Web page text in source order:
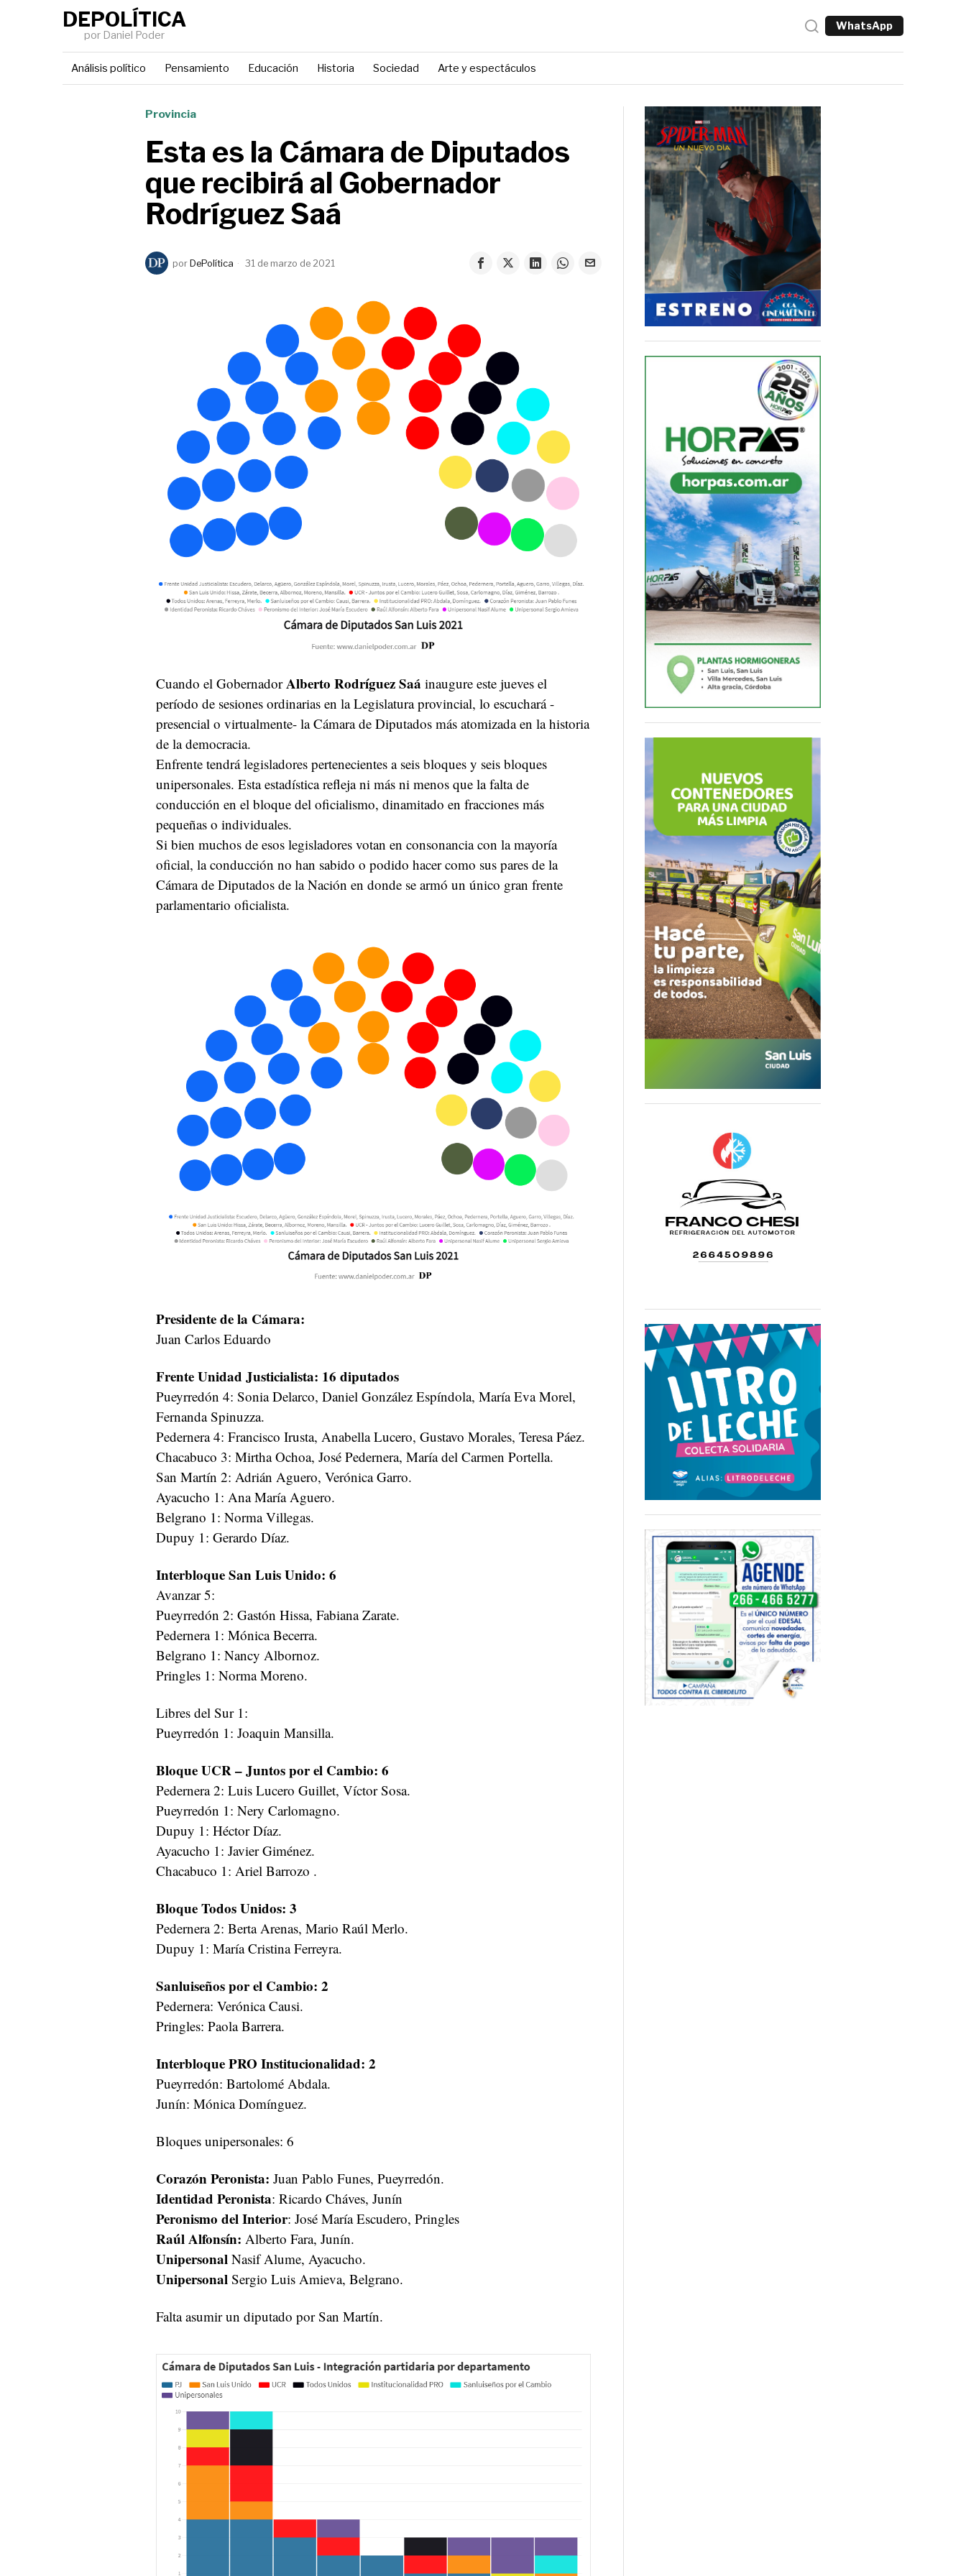
DEPOLÍTICA
por Daniel Poder
WhatsApp
Análisis político Pensamiento Educación Historia Sociedad Arte y espectáculos
Provincia
Esta es la Cámara de Diputados
que recibirá al Gobernador
Rodríguez Saá
por DePolítica 31 de marzo de 2021
Cuando el GobernadorAlberto Rodríguez Saá inaugure este jueves el
período de sesiones ordinarias en la Legislatura provincial, lo escuchará -
presencial o virtualmente- la Cámara de Diputados más atomizada en la historia
de la democracia.
Enfrente tendrá legisladores pertenecientes a seis bloques y seis bloques
unipersonales. Esta estadística refleja ni más ni menos que la falta de
conducción en el bloque del oficialismo, dinamitado en fracciones más
pequeñas o individuales.
Si bien muchos de esos legisladores votan en consonancia con la mayoría
oficial, la conducción no han sabido o podido hacer como sus pares de la
Cámara de Diputados de la Nación en donde se armó un único gran frente
parlamentario oficialista.
Presidente de la Cámara:
Juan Carlos Eduardo
Frente Unidad Justicialista: 16 diputados
Pueyrredón 4: Sonia Delarco, Daniel González Espíndola, María Eva Morel,
Fernanda Spinuzza.
Pedernera 4: Francisco Irusta, Anabella Lucero, Gustavo Morales, Teresa Páez.
Chacabuco 3: Mirtha Ochoa, José Pedernera, María del Carmen Portella.
San Martín 2: Adrián Aguero, Verónica Garro.
Ayacucho 1: Ana María Aguero.
Belgrano 1: Norma Villegas.
Dupuy 1: Gerardo Díaz.
Interbloque San Luis Unido: 6
Avanzar 5:
Pueyrredón 2: Gastón Hissa, Fabiana Zarate.
Pedernera 1: Mónica Becerra.
Belgrano 1: Nancy Albornoz.
Pringles 1: Norma Moreno.
Libres del Sur 1:
Pueyrredón 1: Joaquin Mansilla.
Bloque UCR – Juntos por el Cambio: 6
Pedernera 2: Luis Lucero Guillet, Víctor Sosa.
Pueyrredón 1: Nery Carlomagno.
Dupuy 1: Héctor Díaz.
Ayacucho 1: Javier Giménez.
Chacabuco 1: Ariel Barrozo .
Bloque Todos Unidos: 3
Pedernera 2: Berta Arenas, Mario Raúl Merlo.
Dupuy 1: María Cristina Ferreyra.
Sanluiseños por el Cambio: 2
Pedernera: Verónica Causi.
Pringles: Paola Barrera.
Interbloque PRO Institucionalidad: 2
Pueyrredón: Bartolomé Abdala.
Junín: Mónica Domínguez.
Bloques unipersonales: 6
Corazón Peronista: Juan Pablo Funes, Pueyrredón.
Identidad Peronista: Ricardo Cháves, Junín
Peronismo del Interior: José María Escudero, Pringles
Raúl Alfonsín: Alberto Fara, Junín.
Unipersonal Nasif Alume, Ayacucho.
Unipersonal Sergio Luis Amieva, Belgrano.
Falta asumir un diputado por San Martín.